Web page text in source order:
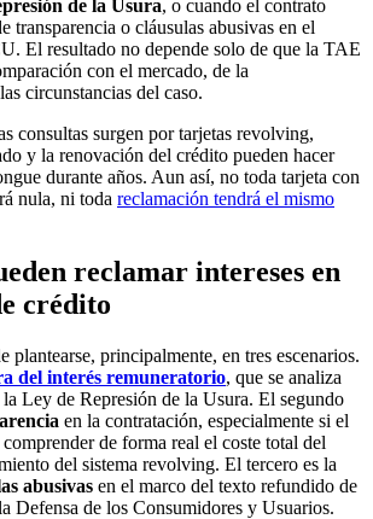
de la Usura, o cuando el contrato
transparencia o cláusulas abusivas en el
El resultado no depende solo de que la TAE
con el mercado, de la
circunstancias del caso.
consultas surgen por tarjetas revolving,
y la renovación del crédito pueden hacer
durante años. Aun así, no toda tarjeta con
nula, ni toda reclamación tendrá el mismo
reclamar intereses en
crédito
plantearse, principalmente, en tres escenarios.
del interés remuneratorio, que se analiza
Ley de Represión de la Usura. El segundo
en la contratación, especialmente si el
de forma real el coste total del
del sistema revolving. El tercero es la
abusivas en el marco del texto refundido de
Defensa de los Consumidores y Usuarios.